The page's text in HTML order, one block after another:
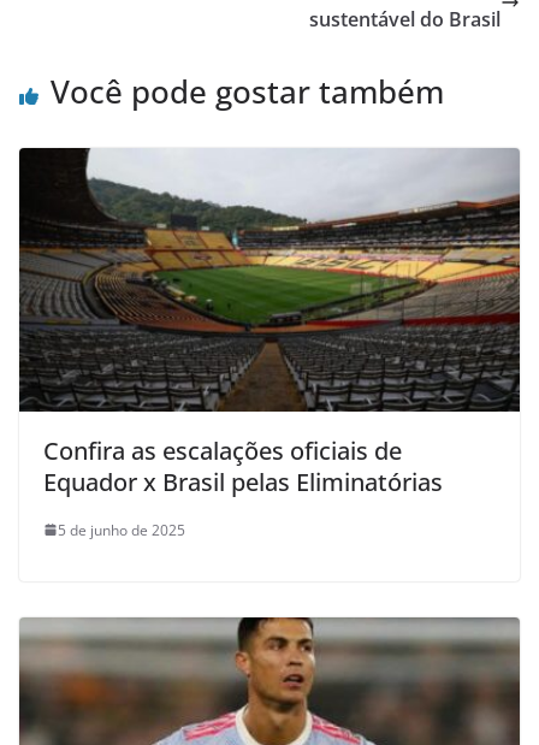
sustentável do Brasil
Você pode gostar também
Confira as escalações oficiais de
Equador x Brasil pelas Eliminatórias
5 de junho de 2025